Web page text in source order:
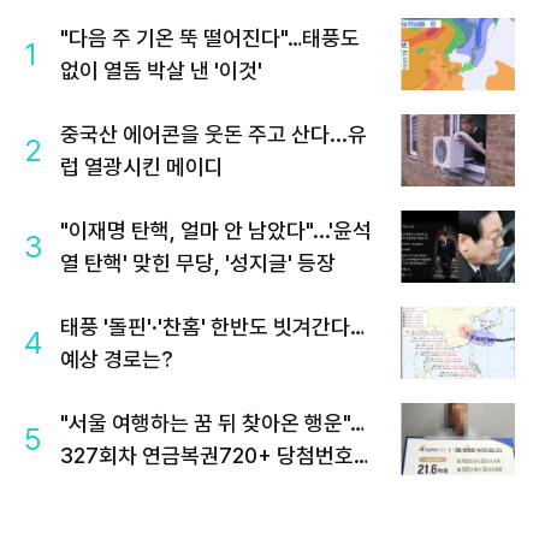
1
"다음 주 기온 뚝 떨어진다"…태풍도
없이 열돔 박살 낸 '이것'
2
중국산 에어콘을 웃돈 주고 산다...유
럽 열광시킨 메이디
3
"이재명 탄핵, 얼마 안 남았다"...'윤석
열 탄핵' 맞힌 무당, '성지글' 등장
4
태풍 '돌핀'·'찬홈' 한반도 빗겨간다…
예상 경로는?
5
"서울 여행하는 꿈 뒤 찾아온 행운"…
327회차 연금복권720+ 당첨번호조